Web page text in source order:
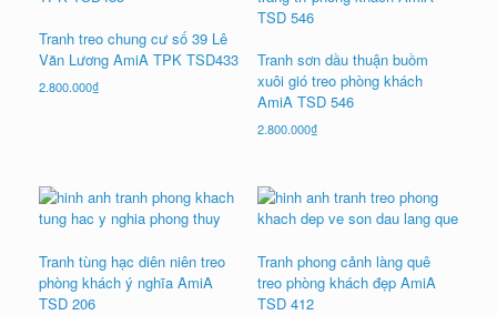
Tranh treo chung cư số 39 Lê
Văn Lương AmiA TPK TSD433
2.800.000₫
Tranh sơn dầu thuận buồm
xuôi gió treo phòng khách
AmiA TSD 546
2.800.000₫
Tranh tùng hạc diên niên treo
phòng khách ý nghĩa AmiA
TSD 206
Tranh phong cảnh làng quê
treo phòng khách đẹp AmiA
TSD 412